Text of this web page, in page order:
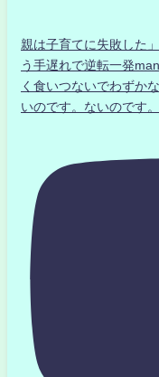
親は子育てに失敗した
う手遅れで逆転一発
く食いつないでわずか
いのです。ないのです。